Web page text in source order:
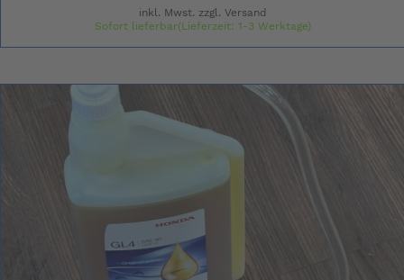
inkl. Mwst. zzgl. Versand
Sofort lieferbar(Lieferzeit: 1-3 Werktage)